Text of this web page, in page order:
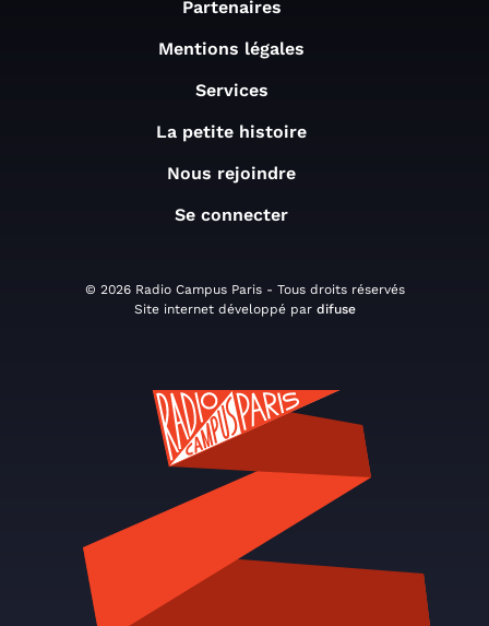
Partenaires
Mentions légales
Services
La petite histoire
Nous rejoindre
Se connecter
© 2026 Radio Campus Paris - Tous droits réservés
Site internet développé par difuse